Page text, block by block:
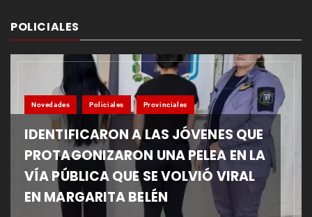
POLICIALES
Novedades Policiales Provinciales
IDENTIFICARON A LAS JÓVENES QUE
PROTAGONIZARON UNA PELEA EN LA
VÍA PÚBLICA QUE SE VOLVIÓ VIRAL
EN MARGARITA BELÉN